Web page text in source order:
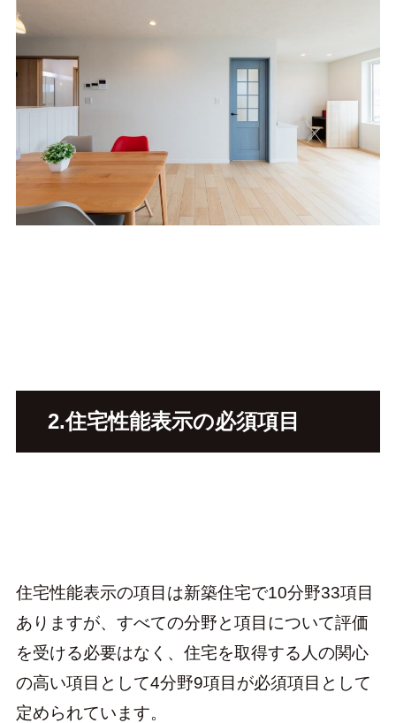
2.住宅性能表示の必須項目
住宅性能表示の項目は新築住宅で10分野33項目
ありますが、すべての分野と項目について評価
を受ける必要はなく、住宅を取得する人の関心
の高い項目として4分野9項目が必須項目として
定められています。